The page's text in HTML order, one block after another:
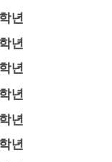
년
년
년
년
년
년